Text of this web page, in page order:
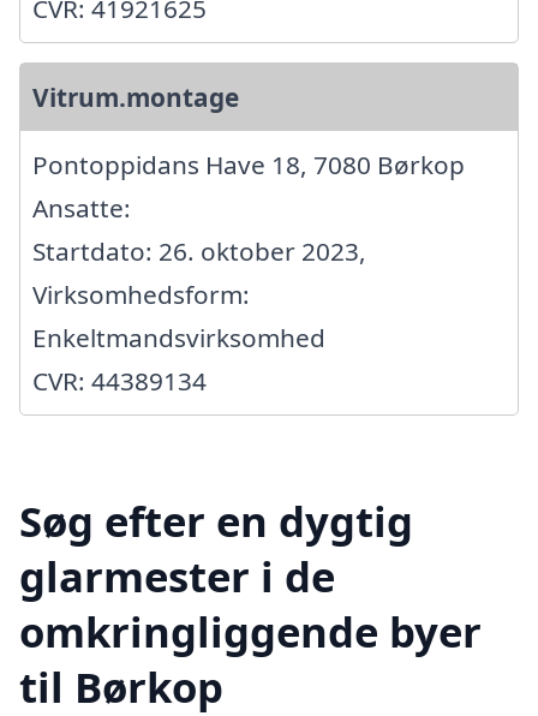
CVR: 41921625
Vitrum.montage
Pontoppidans Have 18, 7080 Børkop
Ansatte:
Startdato: 26. oktober 2023,
Virksomhedsform:
Enkeltmandsvirksomhed
CVR: 44389134
Søg efter en dygtig
glarmester i de
omkringliggende byer
til Børkop